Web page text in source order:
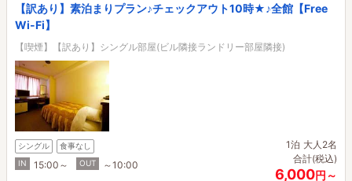
【訳あり】素泊まりプラン♪チェックアウト10時★♪全館【Free
Wi-Fi】
【喫煙】【訳あり】シングル部屋(ビル隣接ランドリー部屋隣接)
シングル
食事なし
IN
15:00～ OUT ～10:00
1泊 大人2名
合計(税込)
6,000円～